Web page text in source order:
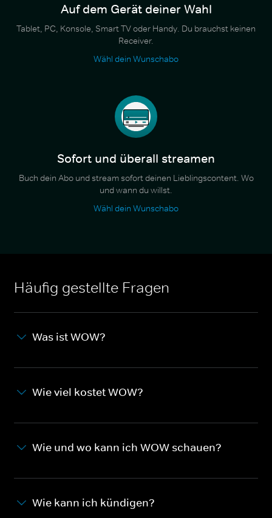
Auf dem Gerät deiner Wahl
Tablet, PC, Konsole, Smart TV oder Handy. Du brauchst keinen
Receiver.
Wähl dein Wunschabo
Sofort und überall streamen
Buch dein Abo und stream sofort deinen Lieblingscontent. Wo
und wann du willst.
Wähl dein Wunschabo
Häufig gestellte Fragen
Was ist WOW?
Wie viel kostet WOW?
Wie und wo kann ich WOW schauen?
Wie kann ich kündigen?